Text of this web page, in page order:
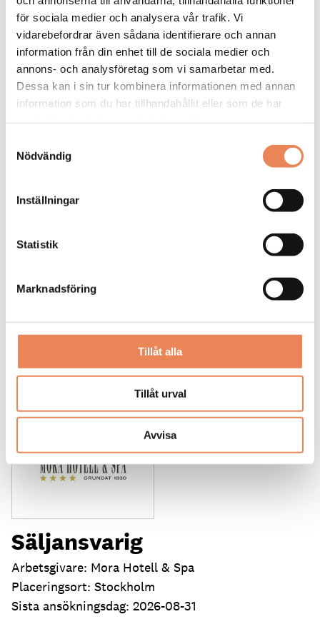
för sociala medier och analysera vår trafik. Vi
vidarebefordrar även sådana identifierare och annan
information från din enhet till de sociala medier och
annons- och analysföretag som vi samarbetar med.
Dessa kan i sin tur kombinera informationen med annan
information som du har tillhandahållit eller som de har
Nödvändig
Inställningar
Statistik
Marknadsföring
Tillåt alla
Tillåt urval
Avvisa
Kock
Placeringsort: Dalarö
LÄS MER
DAGAR KVAR:
22
Säljansvarig
Arbetsgivare: Mora Hotell & Spa
Placeringsort: Stockholm
Sista ansökningsdag: 2026-08-31